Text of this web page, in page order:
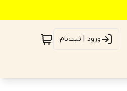
ورود | ثبت‌نام